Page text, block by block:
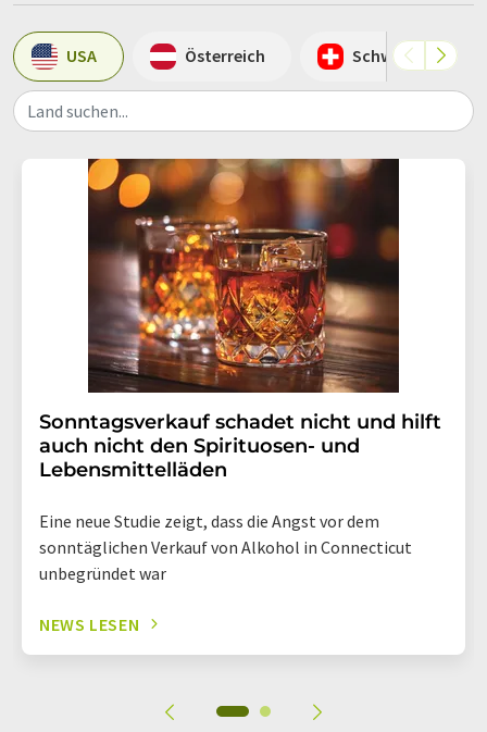
USA Österreich Schweiz
Land suchen...
Sonntagsverkauf schadet nicht und hilft
auch nicht den Spirituosen- und
Lebensmittelläden
Eine neue Studie zeigt, dass die Angst vor dem
sonntäglichen Verkauf von Alkohol in Connecticut
unbegründet war
NEWS LESEN